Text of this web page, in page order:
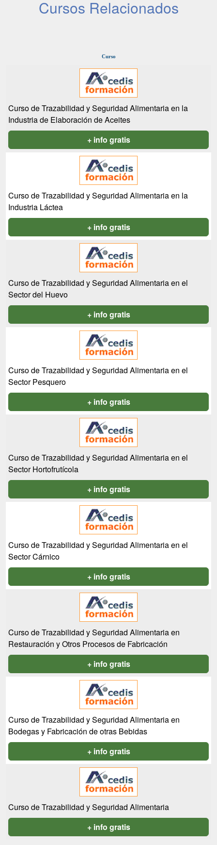
Cursos Relacionados
Curso
Curso de Trazabilidad y Seguridad Alimentaria en la
Industria de Elaboración de Aceites
+ info gratis
Curso de Trazabilidad y Seguridad Alimentaria en la
Industria Láctea
+ info gratis
Curso de Trazabilidad y Seguridad Alimentaria en el
Sector del Huevo
+ info gratis
Curso de Trazabilidad y Seguridad Alimentaria en el
Sector Pesquero
+ info gratis
Curso de Trazabilidad y Seguridad Alimentaria en el
Sector Hortofrutícola
+ info gratis
Curso de Trazabilidad y Seguridad Alimentaria en el
Sector Cárnico
+ info gratis
Curso de Trazabilidad y Seguridad Alimentaria en
Restauración y Otros Procesos de Fabricación
+ info gratis
Curso de Trazabilidad y Seguridad Alimentaria en
Bodegas y Fabricación de otras Bebidas
+ info gratis
Curso de Trazabilidad y Seguridad Alimentaria
+ info gratis